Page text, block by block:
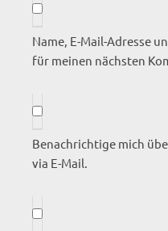
Name, E-Mail-Adresse
für meinen nächsten
Benachrichtige mich
via E-Mail.